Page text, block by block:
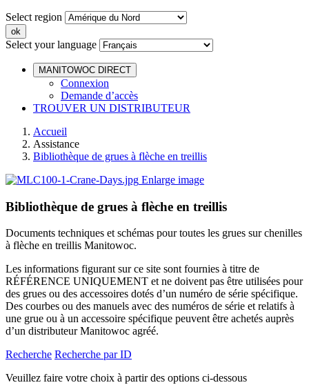
Select region
Select your language
MANITOWOC DIRECT
Connexion
Demande d’accès
TROUVER UN DISTRIBUTEUR
Accueil
Assistance
Bibliothèque de grues à flèche en treillis
Enlarge image
Bibliothèque de grues à flèche en treillis
Documents techniques et schémas pour toutes les grues sur chenilles
à flèche en treillis Manitowoc.
Les informations figurant sur ce site sont fournies à titre de
RÉFÉRENCE UNIQUEMENT et ne doivent pas être utilisées pour
des grues ou des accessoires dotés d’un numéro de série spécifique.
Des courbes ou des manuels avec des numéros de série et relatifs à
une grue ou à un accessoire spécifique peuvent être achetés auprès
d’un distributeur Manitowoc agréé.
Recherche Recherche par ID
Veuillez faire votre choix à partir des options ci-dessous